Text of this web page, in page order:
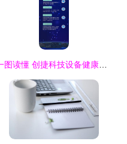
一图读懂 创捷科技设备健康诊断系统的软硬件技术开发架构